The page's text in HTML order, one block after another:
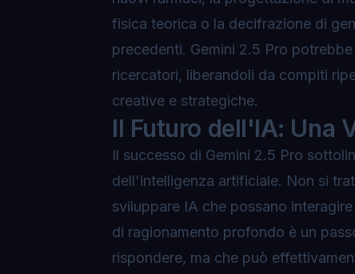
fisica teorica o la decifrazione di
precedenti. Gemini 2.5 Pro
ricercatori, liberandoli da compiti
creative e strategiche.
Il Futuro dell'IA: Una
Il successo di Gemini 2.5 Pro
dell'intelligenza artificiale. Non si
sviluppare IA che possano
di ragionamento profondo è un
rispondere, ma che può